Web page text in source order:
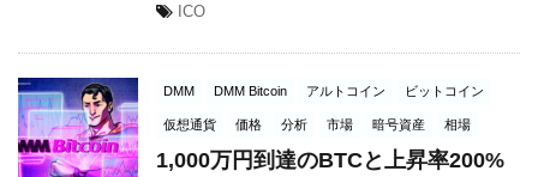
ICO
DMM DMM Bitcoin アルトコイン ビットコイン
仮想通貨 価格 分析 市場 暗号資産 相場
1,000万円到達のBTCと上昇率200%